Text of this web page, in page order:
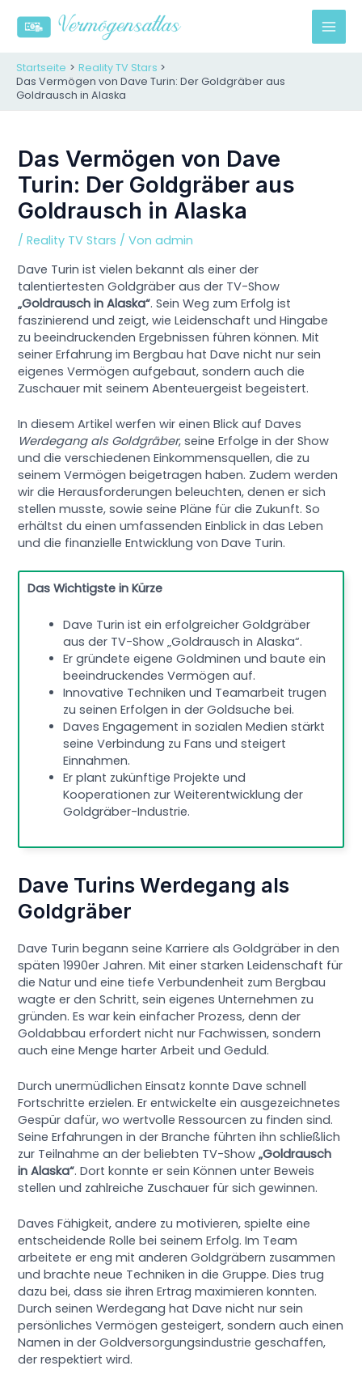
Inhalt
springen
M
Startseite
Reality TV Stars
Das Vermögen von Dave Turin: Der Goldgräber aus
Goldrausch in Alaska
Das Vermögen von Dave
Turin: Der Goldgräber aus
Goldrausch in Alaska
/Reality TV Stars / Vonadmin
Dave Turin ist vielen bekannt als einer der
talentiertesten Goldgräber aus der TV-Show
„Goldrausch in Alaska“. Sein Weg zum Erfolg ist
faszinierend und zeigt, wie Leidenschaft und Hingabe
zu beeindruckenden Ergebnissen führen können. Mit
seiner Erfahrung im Bergbau hat Dave nicht nur sein
eigenes Vermögen aufgebaut, sondern auch die
Zuschauer mit seinem Abenteuergeist begeistert.
In diesem Artikel werfen wir einen Blick auf Daves
Werdegang als Goldgräber, seine Erfolge in der Show
und die verschiedenen Einkommensquellen, die zu
seinem Vermögen beigetragen haben. Zudem werden
wir die Herausforderungen beleuchten, denen er sich
stellen musste, sowie seine Pläne für die Zukunft. So
erhältst du einen umfassenden Einblick in das Leben
und die finanzielle Entwicklung von Dave Turin.
Das Wichtigste in Kürze
Dave Turin ist ein erfolgreicher Goldgräber
aus der TV-Show „Goldrausch in Alaska“.
Er gründete eigene Goldminen und baute ein
beeindruckendes Vermögen auf.
Innovative Techniken und Teamarbeit trugen
zu seinen Erfolgen in der Goldsuche bei.
Daves Engagement in sozialen Medien stärkt
seine Verbindung zu Fans und steigert
Einnahmen.
Er plant zukünftige Projekte und
Kooperationen zur Weiterentwicklung der
Goldgräber-Industrie.
Dave Turins Werdegang als
Goldgräber
Dave Turin begann seine Karriere als Goldgräber in den
späten 1990er Jahren. Mit einer starken Leidenschaft für
die Natur und eine tiefe Verbundenheit zum Bergbau
wagte er den Schritt, sein eigenes Unternehmen zu
gründen. Es war kein einfacher Prozess, denn der
Goldabbau erfordert nicht nur Fachwissen, sondern
auch eine Menge harter Arbeit und Geduld.
Durch unermüdlichen Einsatz konnte Dave schnell
Fortschritte erzielen. Er entwickelte ein ausgezeichnetes
Gespür dafür, wo wertvolle Ressourcen zu finden sind.
Seine Erfahrungen in der Branche führten ihn schließlich
zur Teilnahme an der beliebten TV-Show„Goldrausch
in Alaska“. Dort konnte er sein Können unter Beweis
stellen und zahlreiche Zuschauer für sich gewinnen.
Daves Fähigkeit, andere zu motivieren, spielte eine
entscheidende Rolle bei seinem Erfolg. Im Team
arbeitete er eng mit anderen Goldgräbern zusammen
und brachte neue Techniken in die Gruppe. Dies trug
dazu bei, dass sie ihren Ertrag maximieren konnten.
Durch seinen Werdegang hat Dave nicht nur sein
persönliches Vermögen gesteigert, sondern auch einen
Namen in der Goldversorgungsindustrie geschaffen,
der respektiert wird.